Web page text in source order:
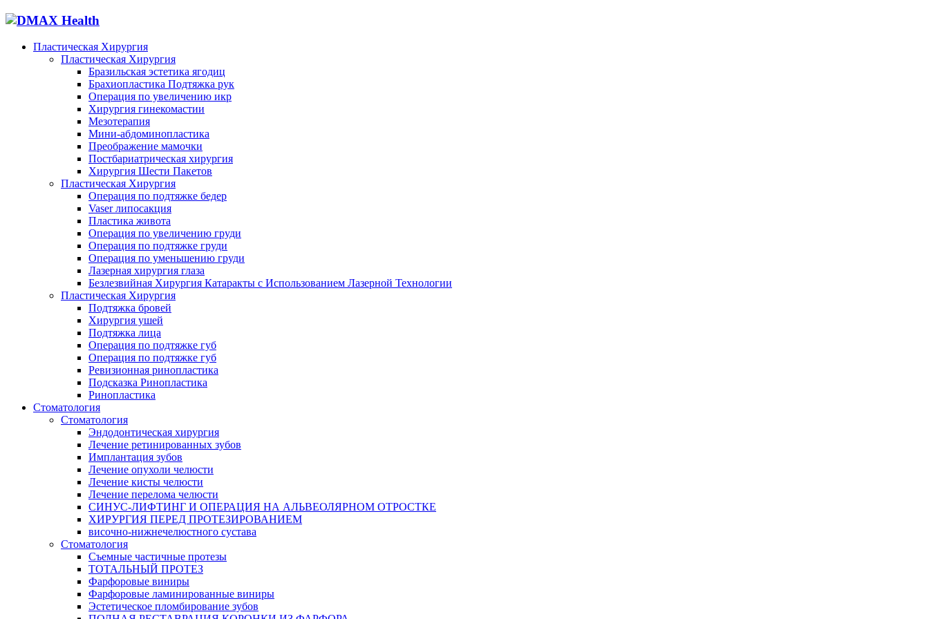
Пластическая Хирургия
Пластическая Хирургия
Бразильская эстетика ягодиц
Брахиопластика Подтяжка рук
Операция по увеличению икр
Хирургия гинекомастии
Мезотерапия
Мини-абдоминопластика
Преображение мамочки
Постбариатрическая хирургия
Хирургия Шести Пакетов
Пластическая Хирургия
Операция по подтяжке бедер
Vaser липосакция
Пластика живота
Операция по увеличению груди
Операция по подтяжке груди
Операция по уменьшению груди
Лазерная хирургия глаза
Безлезвийная Хирургия Катаракты с Использованием Лазерной Технологии
Пластическая Хирургия
Подтяжка бровей
Хирургия ушей
Подтяжка лица
Операция по подтяжке губ
Операция по подтяжке губ
Ревизионная ринопластика
Подсказка Ринопластика
Ринопластика
Стоматология
Стоматология
Эндодонтическая хирургия
Лечение ретинированных зубов
Имплантация зубов
Лечение опухоли челюсти
Лечение кисты челюсти
Лечение перелома челюсти
СИНУС-ЛИФТИНГ И ОПЕРАЦИЯ НА АЛЬВЕОЛЯРНОМ ОТРОСТКЕ
ХИРУРГИЯ ПЕРЕД ПРОТЕЗИРОВАНИЕМ
височно-нижнечелюстного сустава
Стоматология
Съемные частичные протезы
ТОТАЛЬНЫЙ ПРОТЕЗ
Фарфоровые виниры
Фарфоровые ламинированные виниры
Эстетическое пломбирование зубов